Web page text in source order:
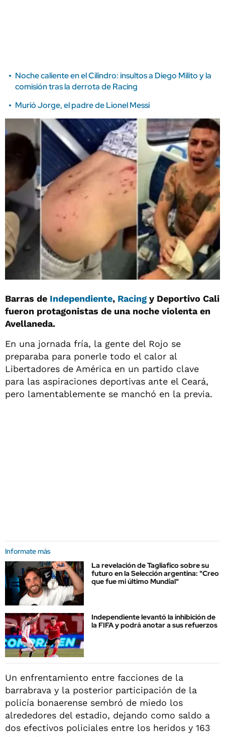
Noche caliente en el Cilindro: insultos a Diego Milito y la
comisión tras la derrota de Racing
Murió Jorge, el padre de Lionel Messi
Barras de Independiente, Racing y Deportivo Cali
fueron protagonistas de una noche violenta en
Avellaneda.
En una jornada fría, la gente del Rojo se
preparaba para ponerle todo el calor al
Libertadores de América en un partido clave
para las aspiraciones deportivas ante el Ceará,
pero lamentablemente se manchó en la previa.
Informate más
La revelación de Tagliafico sobre su
futuro en la Selección argentina: "Creo
que fue mi último Mundial"
Independiente levantó la inhibición de
la FIFA y podrá anotar a sus refuerzos
Un enfrentamiento entre facciones de la
barrabrava y la posterior participación de la
policía bonaerense sembró de miedo los
alrededores del estadio, dejando como saldo a
dos efectivos policiales entre los heridos y 163